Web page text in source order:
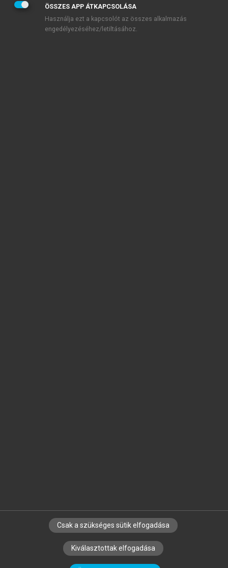
SZERZŐKNEK CÉGEKNEK KÖNYVTÁROSOKNAK
SZERKESZTÉSI ÉS LEKTORÁLÁSI ALAPELVEK
ÖSSZES APP ÁTKAPCSOLÁSA
Használja ezt a kapcsolót az összes alkalmazás
engedélyezéséhez/letiltásához.
Csak a szükséges sütik elfogadása
Kiválasztottak elfogadása